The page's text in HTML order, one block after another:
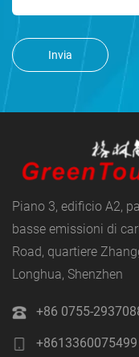
Invia
Piano 3, edificio A2,
basse emissioni di
Road, quartiere
Longhua, Shenzhen
+86 0755-
+8613360075499